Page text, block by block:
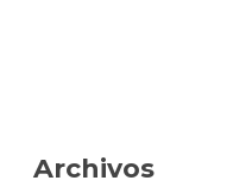
Archivos